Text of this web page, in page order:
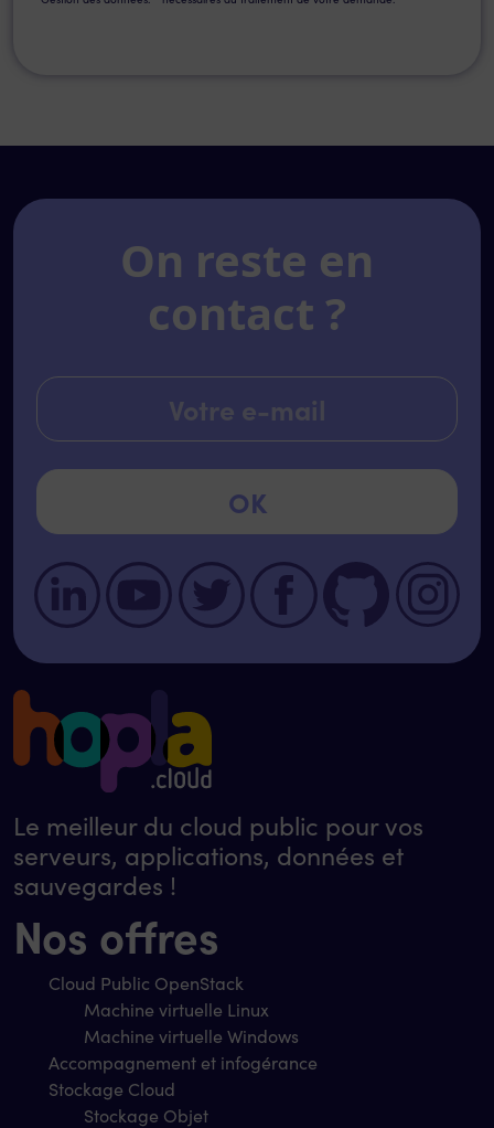
On reste en
contact ?
Le meilleur du cloud public pour vos
serveurs, applications, données et
sauvegardes !
Nos offres
Cloud Public OpenStack
Machine virtuelle Linux
Machine virtuelle Windows
Accompagnement et infogérance
Stockage Cloud
Stockage Objet